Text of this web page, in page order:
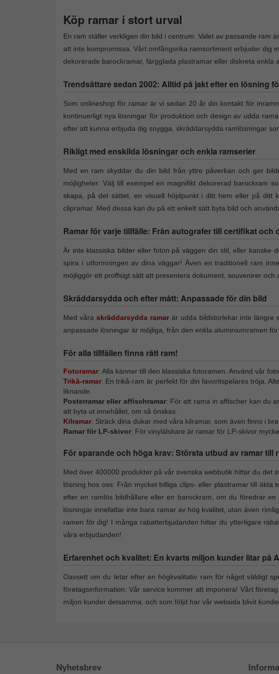
Köp ramar i stort urval
En ram ställer verkligen din bild i centrum. Valet av passande ram
att inte kompromissa. Vårt omfångsrika ramsortiment erbjuder dig
dekorerade barockramar, färgglada plastramar eller diskreta
Trendsättare sedan 2002: Alltid på jakt efter en lösning
Som onlineshop för ramar är vi sedan 20 år din kontakt för
kontinuerligt nya lösningar för produktion och design av udda
efter att kunna erbjuda dig snygga, skräddarsydda ramlösningar
Rikligt med enskilda lösningar och enkla ramserier
Med en ram skyddar du din bild från yttre påverkan och ger
möjligheter. Välj till exempel en magnifikt dekorerad barockram
skapa, på det sättet, en visuell höjdpunkt i ditt hem eller på ditt
clipramar. Med dessa kan du på ett enkelt sätt byta bild och
Ramar för varje tillfälle: Från autografer till certifikat och
Är inte klassiska bilder eller foton på väggen din stil, eller kanske
spira i utformningen av dina väggar! Även en traditionell ram
möjliggör ett proffsigt sätt att presentera dokument, souvenirer och
Skräddarsydda och efter mått: Anpassade för din bild
Med våra skräddarsydda ramar är udda bildstorlekar inte längre
anpassade lösningar är möjliga, från den enkla aluminiumramen
För alla tillfällen finns rätt ram!
Fotoramar: Alla känner till den klassiska fotoramen. Använd vår
Trikå-ramar: En trikå-ram är perfekt för din favoritspelares tröja.
liknande.
Posterramar eller affischramar: För att rama in affischer kan du
att byta ut innehållet, om så önskas.
Kilramar: Sträck dina dukar med våra kilramar, som även finns i
Ramar för LP-skivor: För vinylälskare är ramar för LP-skivor
För sparande och höga krav: Största utbud av ramar till
Med över 400000 produkter på vår svenska webbutik hittar du det
lösning hos oss: Från mycket billiga clips- eller plastramar till
efter en ramlös bildhållare eller en barockram, om du föredrar
lösningar innefattar inte bara ramar av hög kvalitet, utan även
ramen för dig! I många rabatterbjudanden hittar du ytterligare
våra erbjudanden!
Erfarenhet och kvalitet: En kvarts miljon kunder litar på
Oavsett om du letar efter en högkvalitativ ram för något väldigt
företagsinformation: Vår service kommer att imponera! Vårt
miljon kunder detsamma, och som följd har vår websida blivit
Nyhetsbrev